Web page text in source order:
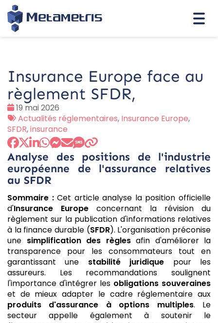
Insurance Europe face au
règlement SFDR,
Date
:
19 mai 2026
Tags
:
Actualités réglementaires, Insurance Europe,
SFDR,insurance
Analyse des positions de l'industrie
européenne de l'assurance relatives
au SFDR
Sommaire :Cet article analyse la position officielle
d'Insurance Europe concernant la révision du
règlement sur la publication d'informations relatives
à la finance durable (SFDR). L'organisation préconise
une simplification des règlesafin d'améliorer la
transparence pour les consommateurs tout en
garantissant une stabilité juridique pour les
assureurs. Les recommandations soulignent
l'importance d'intégrer les obligations souveraines
et de mieux adapter le cadre réglementaire aux
produits d'assurance à options multiples. Le
secteur appelle également à soutenir le